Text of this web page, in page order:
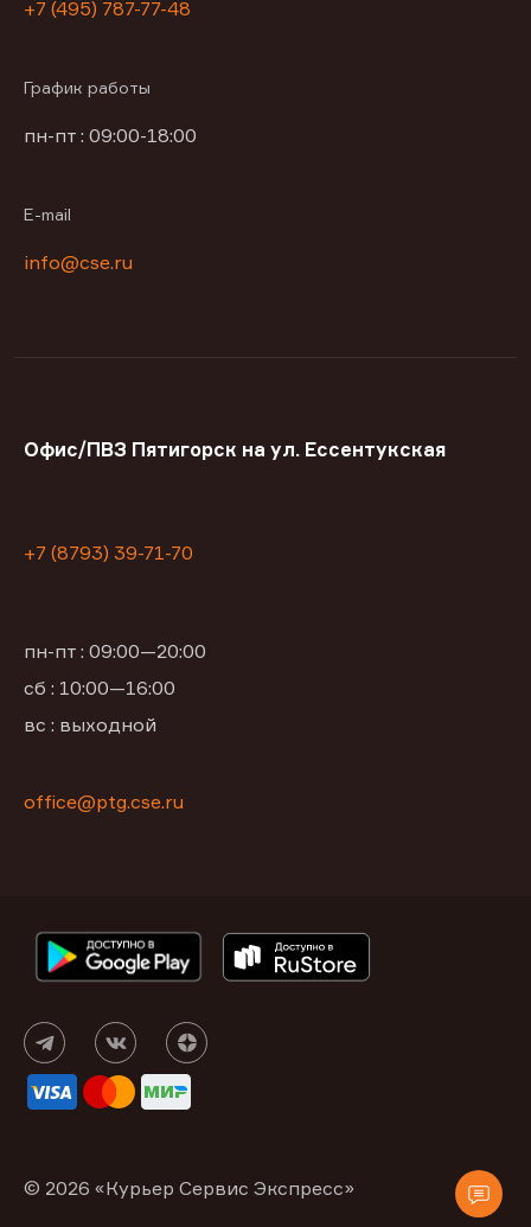
+7 (495) 787-77-48
График работы
пн-пт : 09:00-18:00
E-mail
info@cse.ru
Офис/ПВЗ Пятигорск на ул. Ессентукская
+7 (8793) 39-71-70
пн-пт : 09:00—20:00
сб : 10:00—16:00
вс : выходной
office@ptg.cse.ru
© 2026 «Курьер Сервис Экспресс»